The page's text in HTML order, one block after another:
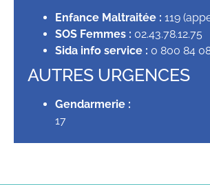
Enfance Maltraitée : 119
SOS Femmes : 02.43.78.12.75
Sida info service : 0 800 84
AUTRES URGENCES
Gendarmerie :
17